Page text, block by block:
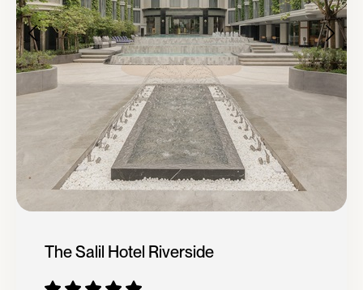
The Salil Hotel Riverside